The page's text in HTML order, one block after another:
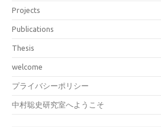
Projects
Publications
Thesis
welcome
プライバシーポリシー
中村聡史研究室へようこそ